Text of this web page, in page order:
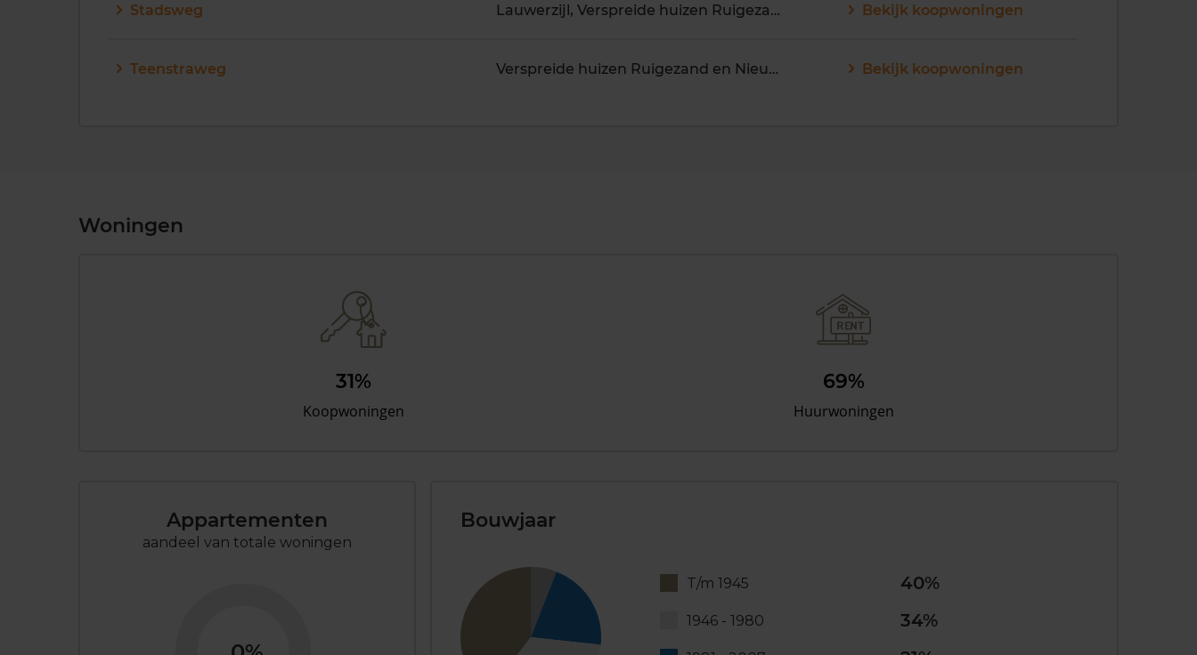
Stadsweg Lauwerzijl, Verspreide huizen Ruigezand en Nieuwe Ruigezand Bekijk koopwoningen
Teenstraweg Verspreide huizen Ruigezand en Nieuwe Ruigezand Bekijk koopwoningen
Woningen
31%
Koopwoningen
69%
Huurwoningen
Appartementen
aandeel van totale woningen
Bouwjaar
T/m 1945 40%
1946 - 1980 34%